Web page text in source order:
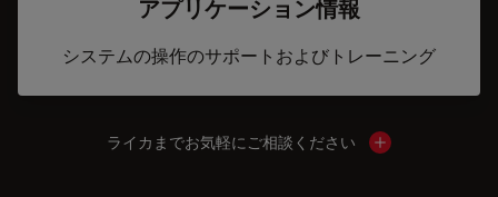
アプリケーション情報
システムの操作のサポートおよびトレーニング
ライカまでお気軽にご相談ください Show local